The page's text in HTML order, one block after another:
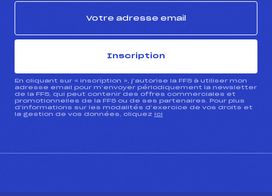
Inscription
En cliquant sur « inscription », j’autorise la FFS à utiliser mon
adresse email pour m’envoyer périodiquement la newsletter
de la FFS, qui peut contenir des offres commerciales et
promotionnelles de la FFS ou de ses partenaires. Pour plus
d’informations sur les modalités d’exercice de vos droits et
la gestion de vos données, cliquez ici